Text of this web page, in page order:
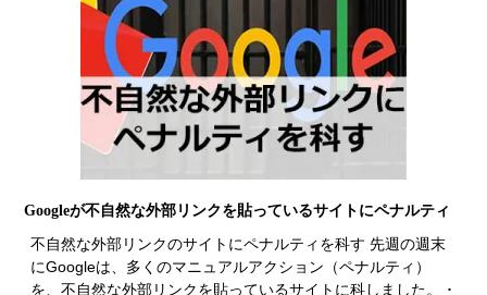
Googleが不自然な外部リンクを貼っているサイトにペナルティ
不自然な外部リンクのサイトにペナルティを科す 先週の週末
にGoogleは、多くのマニュアルアクション（ペナルティ）
を、不自然な外部リンクを貼っているサイトに科しました。 ･